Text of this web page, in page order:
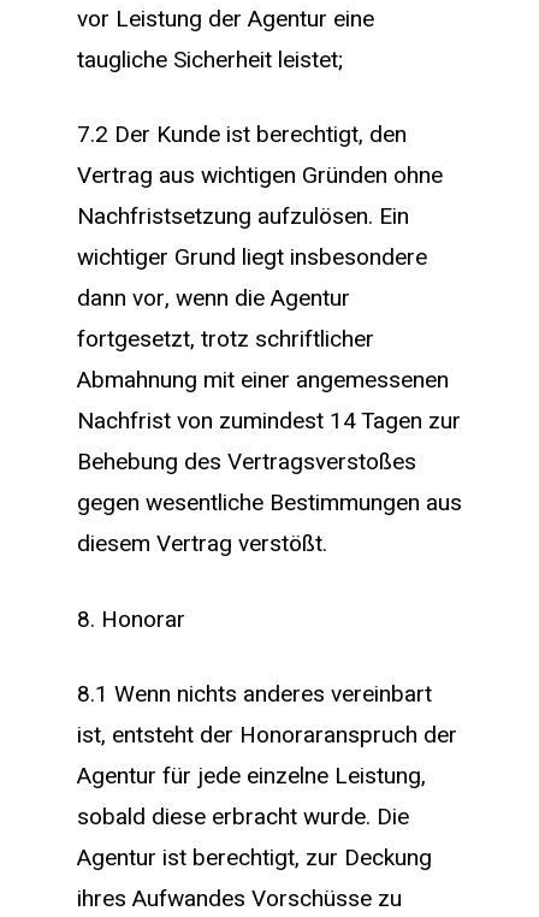
vor Leistung der Agentur eine
taugliche Sicherheit leistet;
7.2 Der Kunde ist berechtigt, den
Vertrag aus wichtigen Gründen ohne
Nachfristsetzung aufzulösen. Ein
wichtiger Grund liegt insbesondere
dann vor, wenn die Agentur
fortgesetzt, trotz schriftlicher
Abmahnung mit einer angemessenen
Nachfrist von zumindest 14 Tagen zur
Behebung des Vertragsverstoßes
gegen wesentliche Bestimmungen aus
diesem Vertrag verstößt.
8. Honorar
8.1 Wenn nichts anderes vereinbart
ist, entsteht der Honoraranspruch der
Agentur für jede einzelne Leistung,
sobald diese erbracht wurde. Die
Agentur ist berechtigt, zur Deckung
ihres Aufwandes Vorschüsse zu